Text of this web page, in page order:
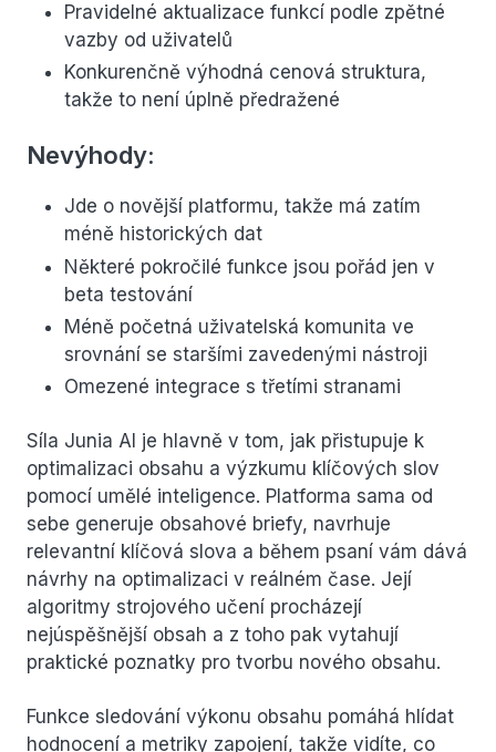
Pravidelné aktualizace funkcí podle zpětné
vazby od uživatelů
Konkurenčně výhodná cenová struktura,
takže to není úplně předražené
Nevýhody:
Jde o novější platformu, takže má zatím
méně historických dat
Některé pokročilé funkce jsou pořád jen v
beta testování
Méně početná uživatelská komunita ve
srovnání se staršími zavedenými nástroji
Omezené integrace s třetími stranami
Síla Junia AI je hlavně v tom, jak přistupuje k
optimalizaci obsahu a výzkumu klíčových slov
pomocí umělé inteligence. Platforma sama od
sebe generuje obsahové briefy, navrhuje
relevantní klíčová slova a během psaní vám dává
návrhy na optimalizaci v reálném čase. Její
algoritmy strojového učení procházejí
nejúspěšnější obsah a z toho pak vytahují
praktické poznatky pro tvorbu nového obsahu.
Funkce sledování výkonu obsahu pomáhá hlídat
hodnocení a metriky zapojení, takže vidíte, co